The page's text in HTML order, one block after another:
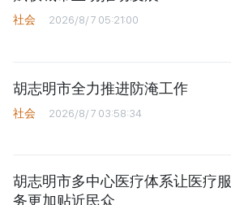
社会 2026/8/7 05:21:00
胡志明市全力推进防淹工作
社会 2026/8/7 03:58:34
胡志明市多中心医疗体系让医疗服
务更加贴近民众